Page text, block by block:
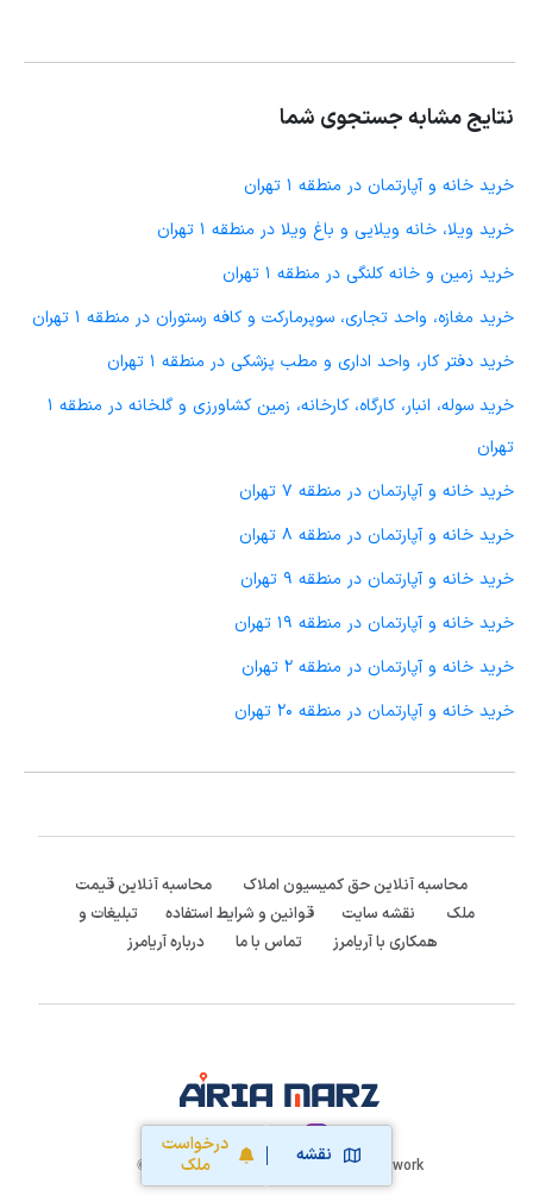
نقشه
درخواست
ملک
نتایج مشابه جستجوی شما
خرید خانه و آپارتمان در منطقه 1 تهران
خرید ویلا، خانه ویلایی و باغ ویلا در منطقه 1 تهران
خرید زمین و خانه کلنگی در منطقه 1 تهران
خرید مغازه، واحد تجاری، سوپرمارکت و کافه رستوران در منطقه 1 تهران
خرید دفتر کار، واحد اداری و مطب پزشکی در منطقه 1 تهران
خرید سوله، انبار، کارگاه، کارخانه، زمین کشاورزی و گلخانه در منطقه 1
تهران
خرید خانه و آپارتمان در منطقه 7 تهران
خرید خانه و آپارتمان در منطقه 8 تهران
خرید خانه و آپارتمان در منطقه 9 تهران
خرید خانه و آپارتمان در منطقه 19 تهران
خرید خانه و آپارتمان در منطقه 2 تهران
خرید خانه و آپارتمان در منطقه 20 تهران
محاسبه آنلاین حق کمیسیون املاک
محاسبه آنلاین قیمت
ملک
نقشه سایت قوانین و شرایط استفاده
تبلیغات و
همکاری با آریامرز
تماس با ما درباره آریامرز
Aria Marz Real Estate Network
2020-2026 ©